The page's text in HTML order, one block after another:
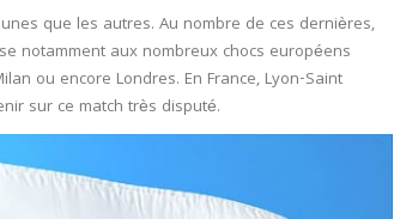
que les autres. Au nombre de ces dernières,
notamment aux nombreux chocs européens
ou encore Londres. En France, Lyon-Saint
sur ce match très disputé.